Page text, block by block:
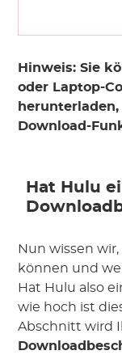
Hinweis: Sie
oder Laptop-
Download-
Hat Hulu
Nun wissen
können und
Hat Hulu also
wie hoch ist
Abschnitt wird